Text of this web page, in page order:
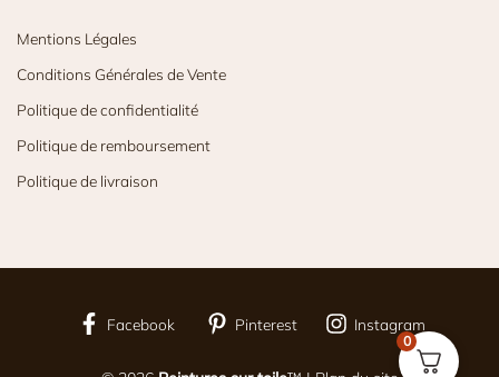
Mentions Légales
Conditions Générales de Vente
Politique de confidentialité
Politique de remboursement
Politique de livraison
Facebook Pinterest Instagram
0